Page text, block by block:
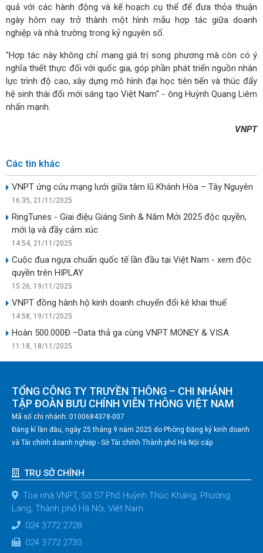
quả với các hành động và kế hoạch cụ thể để đưa thỏa thuận
ngày hôm nay trở thành một hình mẫu hợp tác giữa doanh
nghiệp và nhà trường trong kỷ nguyên số.
"Hợp tác này không chỉ mang giá trị song phương mà còn có ý
nghĩa thiết thực đối với quốc gia, góp phần phát triển nguồn nhân
lực trình độ cao, xây dựng mô hình đại học tiên tiến và thúc đẩy
hệ sinh thái đổi mới sáng tạo Việt Nam" - ông Huỳnh Quang Liêm
nhấn mạnh.
VNPT
Các tin khác
VNPT ứng cứu mạng lưới giữa tâm lũ Khánh Hòa – Tây Nguyên
16:35, 21/11/2025
RingTunes - Giai điệu Giáng Sinh & Năm Mới 2025 độc quyền,
mới lạ và đầy cảm xúc
14:54, 21/11/2025
Cuộc đua ngựa chuẩn quốc tế lần đầu tại Việt Nam - xem độc
quyền trên HIPLAY
15:26, 19/11/2025
VNPT đồng hành hộ kinh doanh chuyển đổi kê khai thuế
14:58, 19/11/2025
Hoàn 500.000Đ –Data thả ga cùng VNPT MONEY & VISA
11:18, 18/11/2025
TỔNG CÔNG TY TRUYỀN THÔNG – CHI NHÁNH
TẬP ĐOÀN BƯU CHÍNH VIỄN THÔNG VIỆT NAM
Mã số chi nhánh: 0100684378-007
Đăng kí lần đầu, ngày 25 tháng 9 năm 2025 do Phòng Đăng ký kinh doanh
và Tài chính doanh nghiệp - Sở Tài chính Thành phố Hà Nội cấp
TRỤ SỞ CHÍNH
Tòa nhà VNPT, Số 57 Phố Huỳnh Thúc Kháng, Phường
Láng, Thành phố Hà Nội, Việt Nam.
024 3772 2728
024 3772 2733